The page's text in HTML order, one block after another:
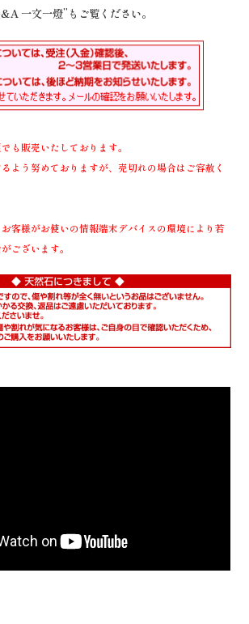
一文一燈”もご覧ください。
も販売いたしております。
よう努めておりますが、売切れの場合はご容赦く
客様がお使いの情報端末デバイスの環境により若
ございます。